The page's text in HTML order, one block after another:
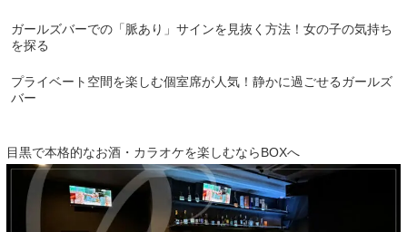
ガールズバーでの「脈あり」サインを見抜く方法！女の子の気持ち
を探る
プライベート空間を楽しむ個室席が人気！静かに過ごせるガールズ
バー
目黒で本格的なお酒・カラオケを楽しむならBOXへ